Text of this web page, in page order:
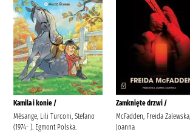
Kamila i konie /
Mésange, Lili Turconi, Stefano
(1974- ). Egmont Polska.
Zamknięte drzwi /
McFadden, Freida Zalewska,
Joanna